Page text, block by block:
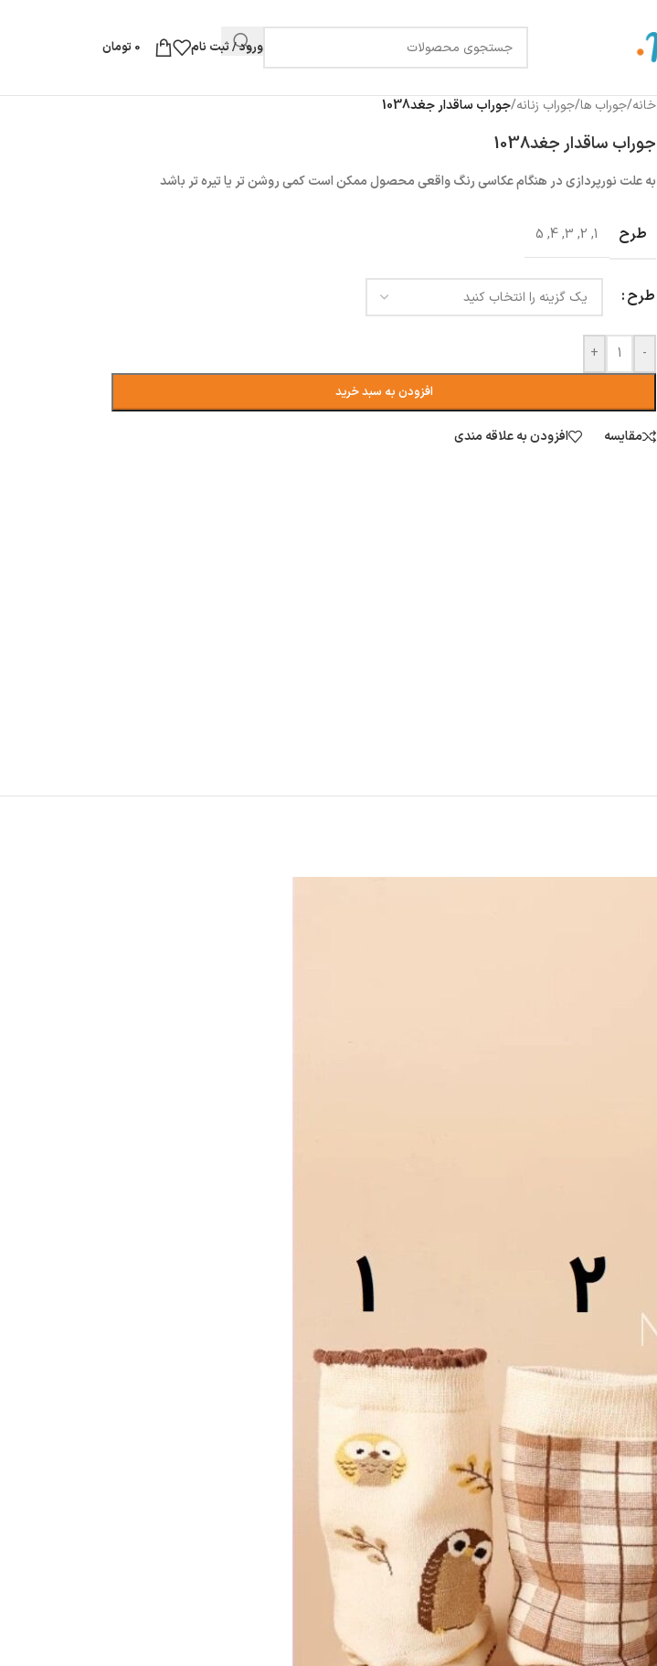
ورود / ثبت نام 0 تومان
خانه/جوراب ها/جوراب زنانه/جوراب ساقدار جغد1038
جوراب ساقدار جغد1038
به علت نورپردازی در هنگام عکاسی رنگ واقعی محصول ممکن است کمی روشن تر یا تیره تر باشد
طرح 1
,
2
,
3
,
4
,
5
طرح
-
+
افزودن به سبد خرید
مقایسه افزودن به علاقه مندی